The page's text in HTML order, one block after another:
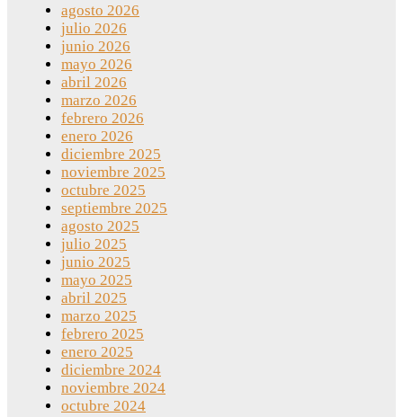
agosto 2026
julio 2026
junio 2026
mayo 2026
abril 2026
marzo 2026
febrero 2026
enero 2026
diciembre 2025
noviembre 2025
octubre 2025
septiembre 2025
agosto 2025
julio 2025
junio 2025
mayo 2025
abril 2025
marzo 2025
febrero 2025
enero 2025
diciembre 2024
noviembre 2024
octubre 2024